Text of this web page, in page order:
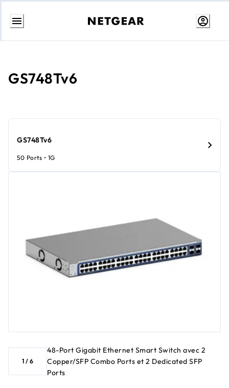
Aller
GS748Tv6
1 / 6
48-Port Gigabit Ethernet Smart Switch avec 2
Copper/SFP Combo Ports et 2 Dedicated SFP
Ports
GS748Tv6
50 Ports • 1G